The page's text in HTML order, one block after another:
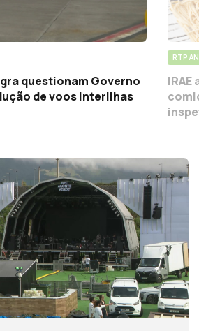
questionam Governo
de voos interilhas
RTP